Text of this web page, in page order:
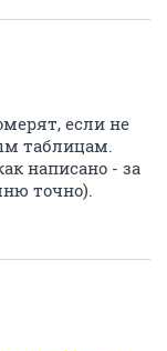
если не
таблицам.
написано - за
точно).